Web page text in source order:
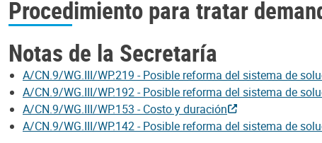
Procedimiento para tratar
Notas de la Secretaría
A/CN.9/WG.III/WP.219 - Posible reforma del sistema de
A/CN.9/WG.III/WP.192 - Posible reforma del sistema de
A/CN.9/WG.III/WP.153 - Costo y duración
A/CN.9/WG.III/WP.142 - Posible reforma del sistema de